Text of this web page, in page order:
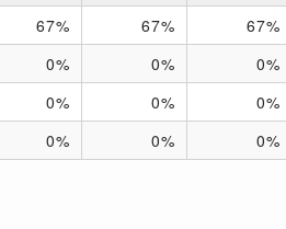
67% 67%
67%
0% 0%
0%
0% 0%
0%
0% 0% 0%